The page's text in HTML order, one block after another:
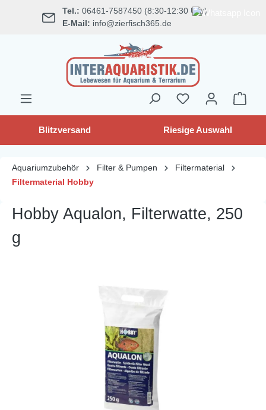
springen Tel.: 06461-7587450 (8:30-12:30 Uhr)
E-Mail: info@zierfisch365.de
Blitzversand Riesige Auswahl
Aquariumzubehör Filter & Pumpen
Filtermaterial
Filtermaterial Hobby
Hobby Aqualon, Filterwatte, 250
g